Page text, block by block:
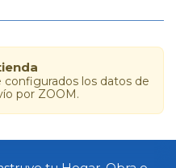
los datos de
por ZOOM.